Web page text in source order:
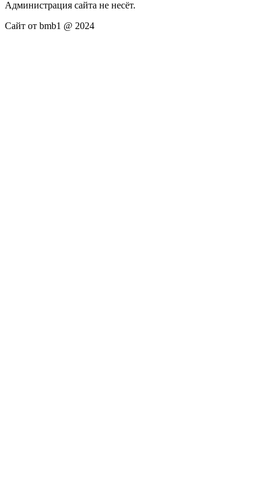
Администрация сайта не несёт.
Сайт от bmb1 @ 2024